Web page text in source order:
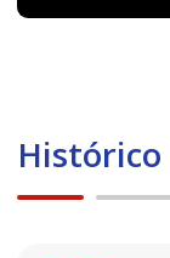
Histórico